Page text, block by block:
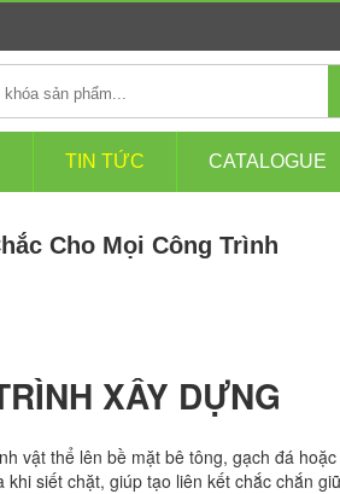
TIN TỨC CATALOGUE
Cho Mọi Công Trình
XÂY DỰNG
vật thể lên bề mặt bê tông, gạch đá hoặc
siết chặt, giúp tạo liên kết chắc chắn